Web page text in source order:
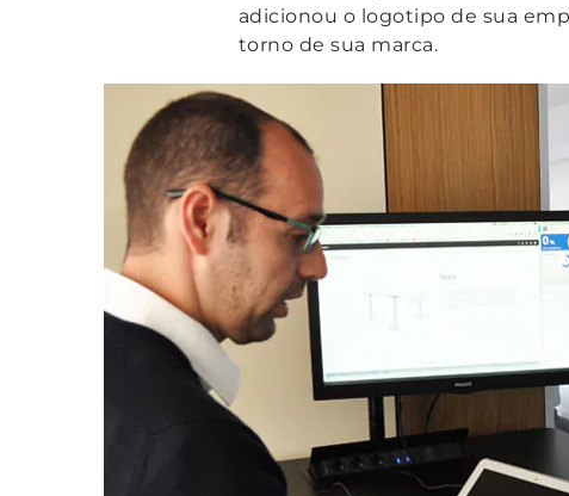
adicionou o logotipo de sua
torno de sua marca.